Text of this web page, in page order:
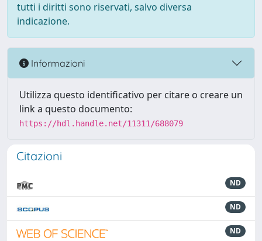
tutti i diritti sono riservati, salvo diversa
indicazione.
Informazioni
Utilizza questo identificativo per citare o creare un
link a questo documento:
https://hdl.handle.net/11311/688079
Citazioni
ND
ND
ND